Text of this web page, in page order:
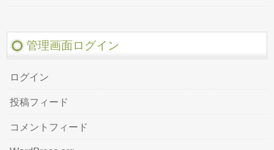
管理画面ログイン
ログイン
投稿フィード
コメントフィード